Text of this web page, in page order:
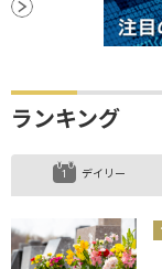
ランキング
デイリー